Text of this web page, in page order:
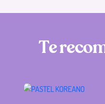
Tereco